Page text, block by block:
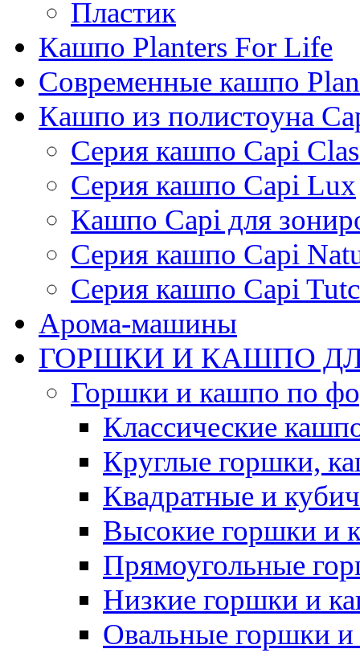
Пластик
Кашпо Planters For Life
Современные кашпо
Кашпо из полистоуна
Серия кашпо Capi
Серия кашпо Capi Lux
Кашпо Capi для
Серия кашпо Capi
Серия кашпо Capi
Арома-машины
ГОРШКИ И КАШПО
Горшки и кашпо по
Классические
Круглые горшки,
Квадратные и
Высокие горшки и
Прямоугольные
Низкие горшки и
Овальные горшки